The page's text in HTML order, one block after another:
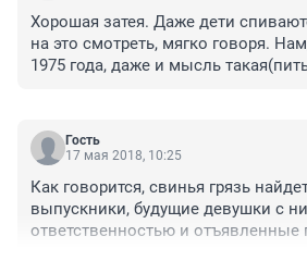
Хорошая затея. Даже дети
на это смотреть, мягко говоря.
1975 года, даже и мысль
Гость
17 мая 2018, 10:25
Как говорится, свинья грязь
выпускники, будущие девушки с
ответственностью и отъявленные